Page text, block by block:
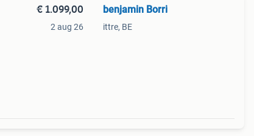
€ 1.099,00
2 aug 26
benjamin Borri
ittre, BE